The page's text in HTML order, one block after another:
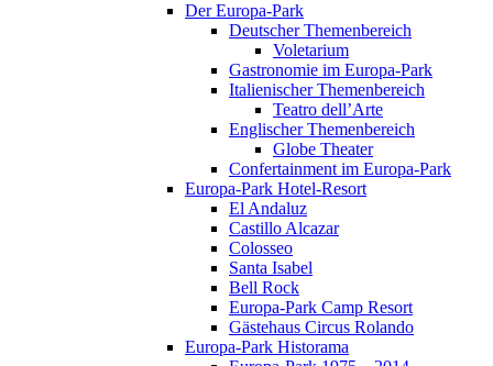
Der Europa-Park
Deutscher Themenbereich
Voletarium
Gastronomie im Europa-Park
Italienischer Themenbereich
Teatro dell’Arte
Englischer Themenbereich
Globe Theater
Confertainment im Europa-Park
Europa-Park Hotel-Resort
El Andaluz
Castillo Alcazar
Colosseo
Santa Isabel
Bell Rock
Europa-Park Camp Resort
Gästehaus Circus Rolando
Europa-Park Historama